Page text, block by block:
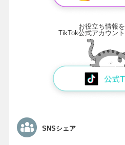
お役立ち情報
TikTok公式アカウン
SNSシェア